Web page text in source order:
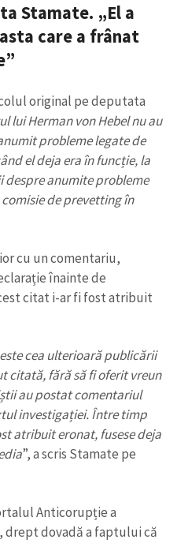
Stamate. „El a
care a frânat
original pe deputata
lui Herman von Hebel nu au
probleme legate de
el deja era în funcție, la
anumite probleme
de prevetting în
cu un comentariu,
înainte de
citat i-ar fi fost atribuit
cea ulterioară publicării
citată, fără să fi oferit vreun
au postat comentariul
investigației. Între timp
atribuit eronat, fusese deja
”, a scris Stamate pe
Anticorupție a
dovadă a faptului că